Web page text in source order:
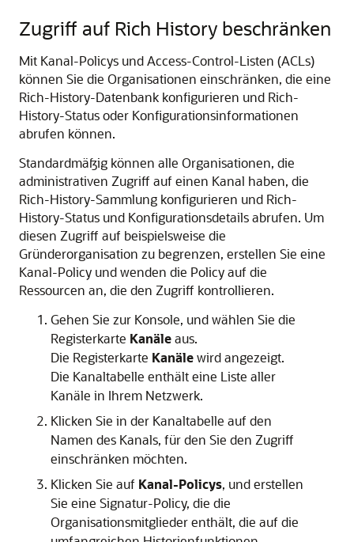
Zugriff auf Rich History beschränken
Mit Kanal-Policys und Access-Control-Listen (ACLs)
können Sie die Organisationen einschränken, die eine
Rich-History-Datenbank konfigurieren und Rich-
History-Status oder Konfigurationsinformationen
abrufen können.
Standardmäßig können alle Organisationen, die
administrativen Zugriff auf einen Kanal haben, die
Rich-History-Sammlung konfigurieren und Rich-
History-Status und Konfigurationsdetails abrufen. Um
diesen Zugriff auf beispielsweise die
Gründerorganisation zu begrenzen, erstellen Sie eine
Kanal-Policy und wenden die Policy auf die
Ressourcen an, die den Zugriff kontrollieren.
Gehen Sie zur Konsole, und wählen Sie die
Registerkarte Kanäleaus.
Die Registerkarte Kanälewird angezeigt.
Die Kanaltabelle enthält eine Liste aller
Kanäle in Ihrem Netzwerk.
Klicken Sie in der Kanaltabelle auf den
Namen des Kanals, für den Sie den Zugriff
einschränken möchten.
Klicken Sie auf Kanal-Policys, und erstellen
Sie eine Signatur-Policy, die die
Organisationsmitglieder enthält, die auf die